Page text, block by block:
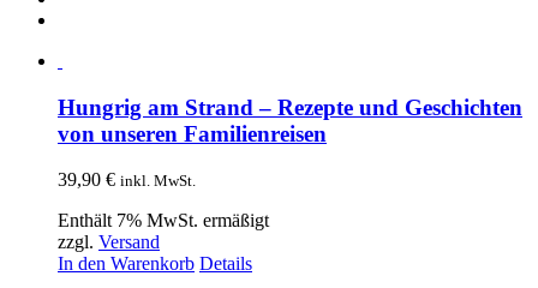
Hungrig am Strand – Rezepte und Geschichten
von unseren Familienreisen
39,90 € inkl. MwSt.
Enthält 7% MwSt. ermäßigt
zzgl. Versand
In den Warenkorb Details